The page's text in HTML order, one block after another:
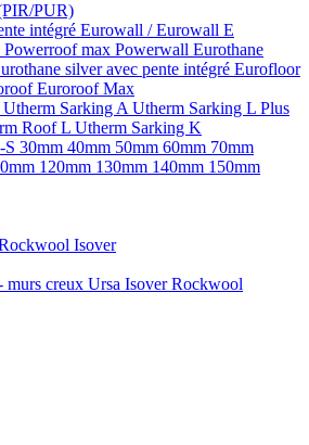
PUR)
intégré Eurowall / Eurowall E
Powerroof max Powerwall Eurothane
silver avec pente intégré Eurofloor
Euroroof Max
Utherm Sarking A Utherm Sarking L Plus
Roof L Utherm Sarking K
S 30mm 40mm 50mm 60mm 70mm
120mm 130mm 140mm 150mm
Isover
murs creux Ursa IsoverRockwool